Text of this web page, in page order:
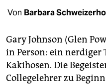
shop
fragen & hilfe
unterstützen
abo
Von Barbara
Gary Johnson (Glen
in Person: ein
Kakihosen. Die
Collegelehrer zu